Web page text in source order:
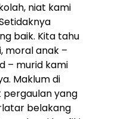
niat kami
baik. Kita tahu
moral anak –
– murid kami
Maklum di
yang
belakang